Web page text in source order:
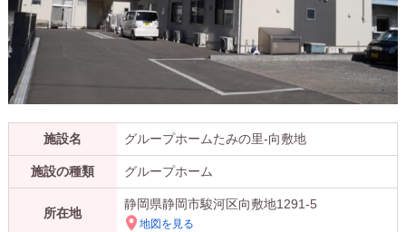
施設名 グループホームたみの里-向敷地
施設の種類 グループホーム
所在地
静岡県静岡市駿河区向敷地1291-5
地図を見る